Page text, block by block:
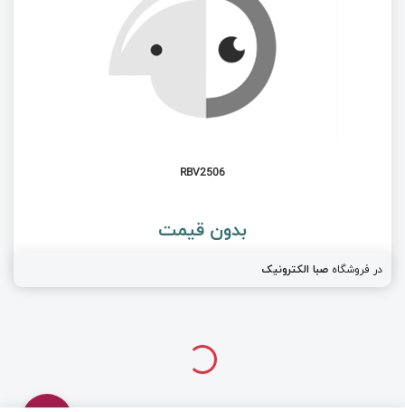
RBV2506
بدون قیمت
در فروشگاه صبا الکترونیک